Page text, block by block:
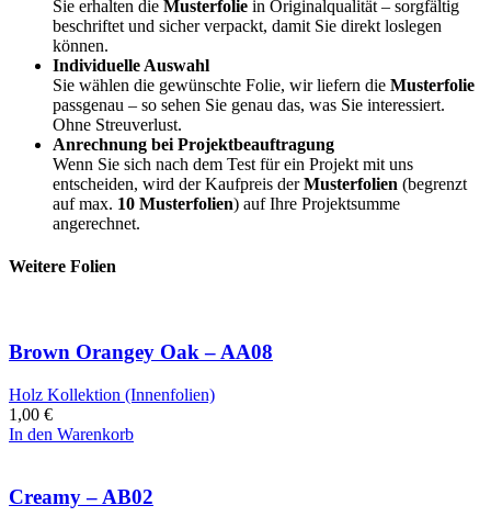
Sie erhalten die Musterfolie in Originalqualität – sorgfältig
beschriftet und sicher verpackt, damit Sie direkt loslegen
können.
Individuelle Auswahl
Sie wählen die gewünschte Folie, wir liefern die Musterfolie
passgenau – so sehen Sie genau das, was Sie interessiert.
Ohne Streuverlust.
Anrechnung bei Projektbeauftragung
Wenn Sie sich nach dem Test für ein Projekt mit uns
entscheiden, wird der Kaufpreis derMusterfolien (begrenzt
auf max. 10 Musterfolien) auf Ihre Projektsumme
angerechnet.
Weitere Folien
Brown Orangey Oak – AA08
Holz Kollektion (Innenfolien)
1,00 €
In den Warenkorb
Creamy – AB02